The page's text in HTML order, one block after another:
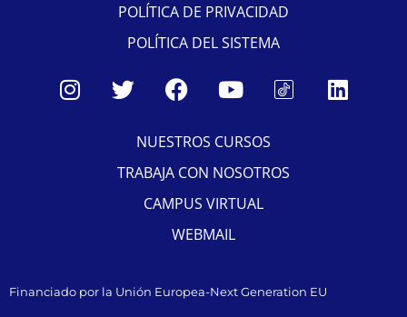
POLÍTICA DE PRIVACIDAD
POLÍTICA DEL SISTEMA
NUESTROS CURSOS
TRABAJA CON NOSOTROS
CAMPUS VIRTUAL
WEBMAIL
Financiado por la Unión Europea-Next Generation EU